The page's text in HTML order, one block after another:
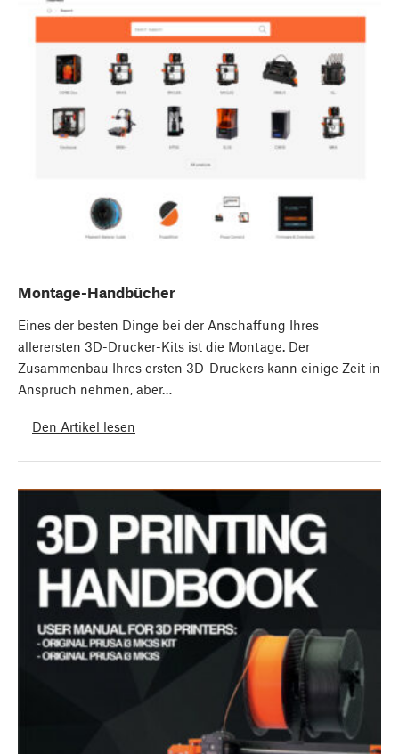
Montage-Handbücher
Eines der besten Dinge bei der Anschaffung Ihres
allerersten 3D-Drucker-Kits ist die Montage. Der
Zusammenbau Ihres ersten 3D-Druckers kann einige Zeit in
Anspruch nehmen, aber…
Den Artikel lesen